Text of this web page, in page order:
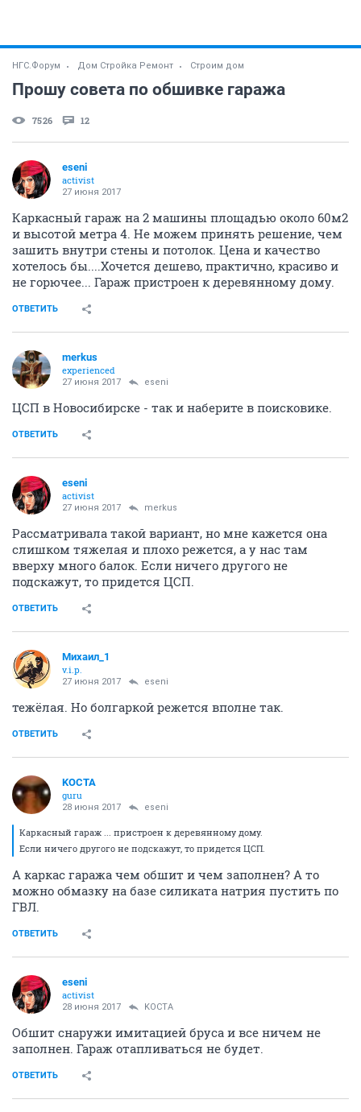
НГС.Форум Дом Стройка Ремонт Строим дом
Прошу совета по обшивке гаража
7526 12
eseni
activist
27 июня 2017
Каркасный гараж на 2 машины площадью около 60м2
и высотой метра 4. Не можем принять решение, чем
зашить внутри стены и потолок. Цена и качество
хотелось бы....Хочется дешево, практично, красиво и
не горючее... Гараж пристроен к деревянному дому.
ОТВЕТИТЬ
merkus
experienced
27 июня 2017 eseni
ЦСП в Новосибирске - так и наберите в поисковике.
ОТВЕТИТЬ
eseni
activist
27 июня 2017 merkus
Рассматривала такой вариант, но мне кажется она
слишком тяжелая и плохо режется, а у нас там
вверху много балок. Если ничего другого не
подскажут, то придется ЦСП.
ОТВЕТИТЬ
Михаил_1
v.i.p.
27 июня 2017 eseni
тежёлая. Но болгаркой режется вполне так.
ОТВЕТИТЬ
KOCTA
guru
28 июня 2017 eseni
Каркасный гараж ... пристроен к деревянному дому.
Если ничего другого не подскажут, то придется ЦСП.
А каркас гаража чем обшит и чем заполнен? А то
можно обмазку на базе силиката натрия пустить по
ГВЛ.
ОТВЕТИТЬ
eseni
activist
28 июня 2017 KOCTA
Обшит снаружи имитацией бруса и все ничем не
заполнен. Гараж отапливаться не будет.
ОТВЕТИТЬ